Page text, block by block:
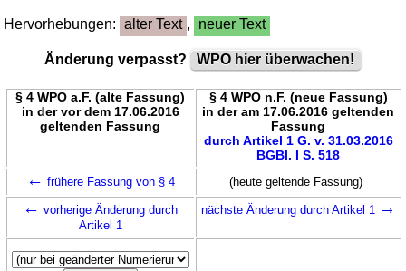
Hervorhebungen: alter Text , neuer Text
Änderung verpasst? WPO hier überwachen!
§ 4 WPO a.F. (alte Fassung)
in der vor dem 17.06.2016
geltenden Fassung
§ 4 WPO n.F. (neue Fassung)
in der am 17.06.2016 geltenden
Fassung
durch Artikel 1 G. v. 31.03.2016
BGBl. I S. 518
← frühere Fassung von § 4 (heute geltende Fassung)
← vorherige Änderung durch
Artikel 1
nächste Änderung durch Artikel 1 →